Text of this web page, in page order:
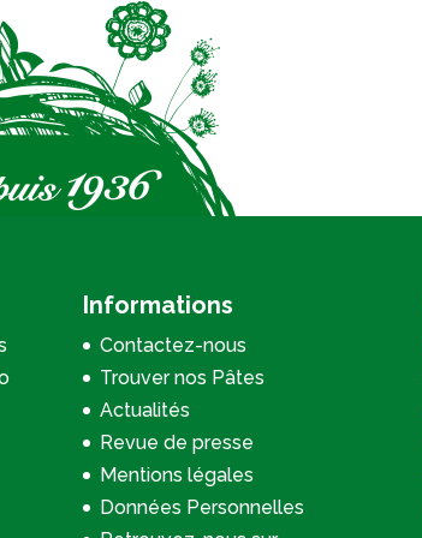
Informations
Contactez-nous
Trouver nos Pâtes
Actualités
Revue de presse
Mentions légales
Données Personnelles